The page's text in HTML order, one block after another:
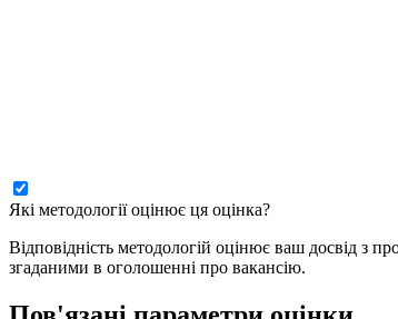
Які методології оцінює ця оцінка?
Відповідність методологій оцінює ваш досвід
згаданими в оголошенні про вакансію.